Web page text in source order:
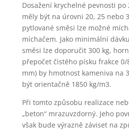
Dosažení krychelné pevnosti
měly být na úrovni 20, 25 nebo
pytlované směsi lze možné
míchačem. Jako minimální
směsi lze doporučit 300 kg,
přepočet čistého písku frakce
mm) by hmotnost kameniva na
být orientačně 1850 kg/m3.
Při tomto způsobu realizace
„beton“ mrazuvzdorný. Jeho
však bude výrazně záviset na